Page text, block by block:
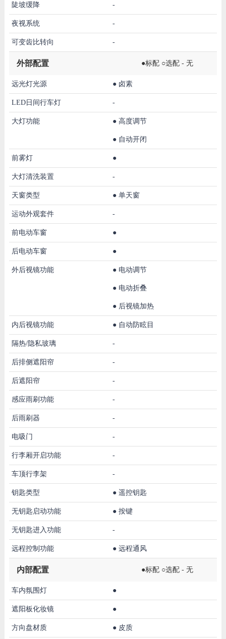
陡坡缓降 -
夜视系统 -
可变齿比转向 -
外部配置 ●标配 ○选配 - 无
远光灯光源 ● 卤素
LED日间行车灯 -
大灯功能 ● 高度调节
● 自动开闭
前雾灯 ●
大灯清洗装置 -
天窗类型 ● 单天窗
运动外观套件 -
前电动车窗 ●
后电动车窗 ●
外后视镜功能 ● 电动调节
● 电动折叠
● 后视镜加热
内后视镜功能 ● 自动防眩目
隔热/隐私玻璃 -
后排侧遮阳帘 -
后遮阳帘 -
感应雨刷功能 -
后雨刷器 -
电吸门 -
行李厢开启功能 -
车顶行李架 -
钥匙类型 ● 遥控钥匙
无钥匙启动功能 ● 按键
无钥匙进入功能 -
远程控制功能 ● 远程通风
内部配置 ●标配 ○选配 - 无
车内氛围灯 ●
遮阳板化妆镜 ●
方向盘材质 ● 皮质